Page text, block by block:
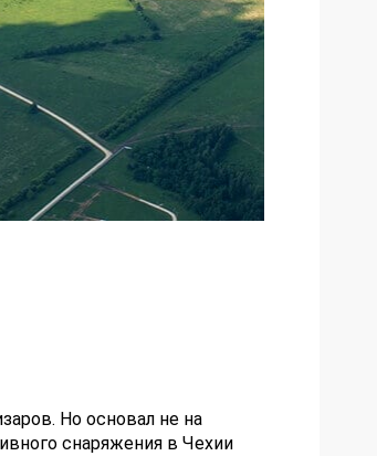
Но основал не на
снаряжения в Чехии